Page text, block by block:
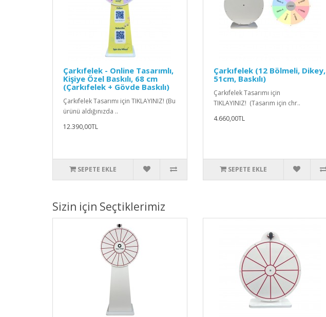
Çarkıfelek - Online Tasarımlı,
Kişiye Özel Baskılı, 68 cm
(Çarkıfelek + Gövde Baskılı)
Çarkıfelek Tasarımı için TIKLAYINIZ! (Bu
ürünü aldığınızda ..
12.390,00TL
SEPETE EKLE
Çarkıfelek (12 Bölmeli, Dikey,
51cm, Baskılı)
Çarkıfelek Tasarımı için
TIKLAYINIZ! (Tasarım için chr..
4.660,00TL
SEPETE EKLE
Sizin için Seçtiklerimiz